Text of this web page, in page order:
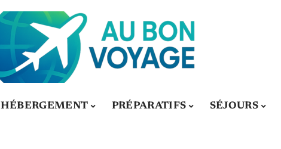
HÉBERGEMENT PRÉPARATIFS SÉJOURS